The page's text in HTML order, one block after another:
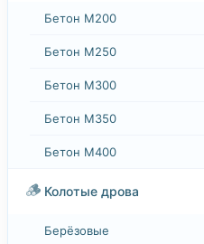
Бетон М200
Бетон М250
Бетон М300
Бетон М350
Бетон М400
🪵 Колотые дрова
Берёзовые